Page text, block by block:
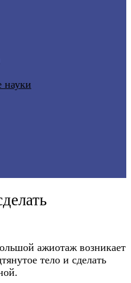
науки
ажиотаж возникает
тело и сделать